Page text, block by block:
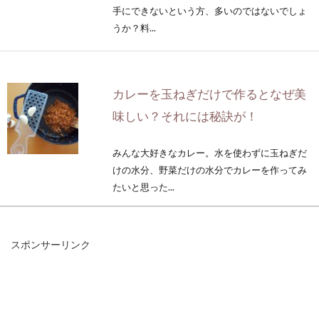
手にできないという方、多いのではないでしょ
うか？料...
カレーを玉ねぎだけで作るとなぜ美
味しい？それには秘訣が！
みんな大好きなカレー。水を使わずに玉ねぎだ
けの水分、野菜だけの水分でカレーを作ってみ
たいと思った...
スポンサーリンク